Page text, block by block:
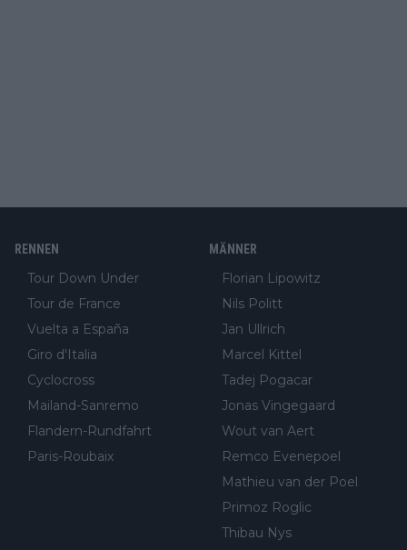
RENNEN
Tour Down Under
Tour de France
Vuelta a España
Giro d'Italia
Cyclocross
Mailand-Sanremo
Flandern-Rundfahrt
Paris-Roubaix
MÄNNER
Florian Lipowitz
Nils Politt
Jan Ullrich
Marcel Kittel
Tadej Pogacar
Jonas Vingegaard
Wout van Aert
Remco Evenepoel
Mathieu van der Poel
Primoz Roglic
Thibau Nys